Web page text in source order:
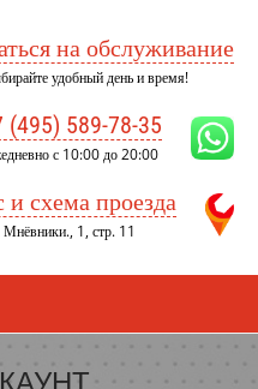
на обслуживание
удобный день и время!
(495) 589-78-35
с 10:00 до 20:00
и схема проезда
Мнёвники., 1, стр. 11